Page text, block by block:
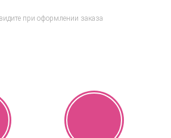
при оформлении заказа